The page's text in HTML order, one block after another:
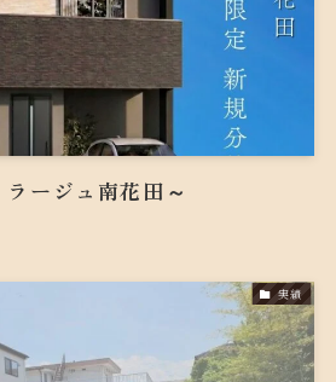
ラージュ南花田～
実績